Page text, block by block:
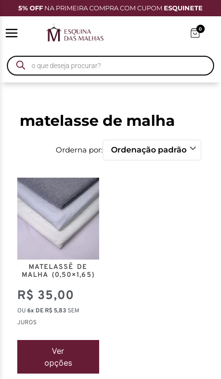
5% OFF NA PRIMEIRA COMPRA COM CUPOM ESQUINETE
0
matelasse de malha
Orderna por:
MATELASSÊ DE
MALHA (0,50×1,65)
R$ 35,00
OU6x DE R$ 5,83 SEM
JUROS
Ver
opções